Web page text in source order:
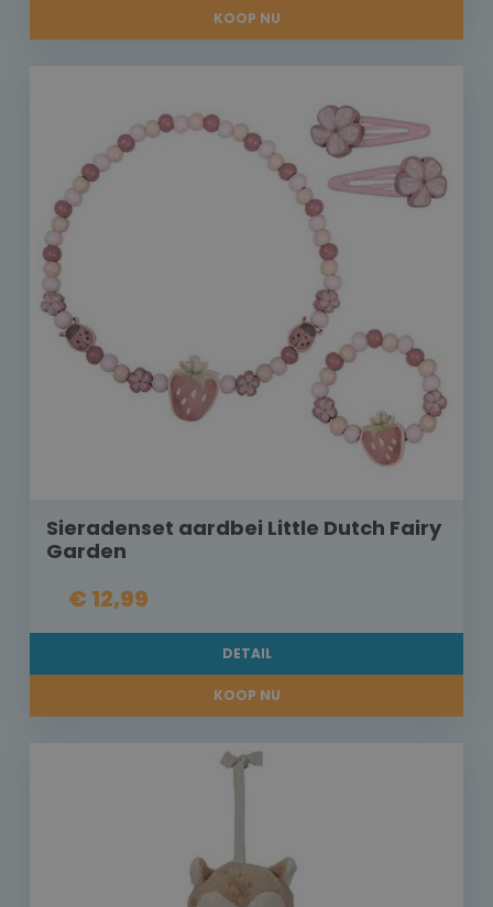
KOOP NU
Sieradenset aardbei Little Dutch Fairy
Garden
€ 12,99
DETAIL
KOOP NU